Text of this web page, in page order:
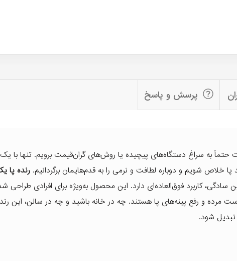
پرسش و پاسخ
به سراغ دستگاه‌های پیچیده یا روش‌های گران‌قیمت برویم. تنها با یک
خلاص شویم و دوباره لطافت و نرمی را به قدم‌هایمان برگردانیم. رنده پا
کاربرد فوق‌العاده‌ای دارد. این محصول به‌ویژه برای افرادی طراحی
مرده و رفع پینه‌های پا هستند. چه در خانه باشید و چه در سالن، این
تبدیل شود.